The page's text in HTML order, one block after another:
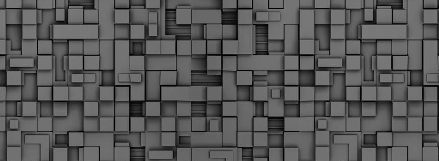
Μεγάλες μέρες ζει ο "οργανισμός" της Δημοτικής Αστυνομίας!
Να θυμίσουμε ότι κανονικές προσλήψεις στην Δημοτική
Αστυνομία έχουν να γίνουν από το 2010. Δεκαέξι ολόκληρα
χρόνια! Και βέβαια, ακόμη και με αυτές τις προσλήψεις, δεν
φτάνουμε ούτε τα 2/3 των Δημοτικών Αστυνομικών που
υπηρετούσαν το 2013 προ της κατάργησης της υπηρεσίας με
απόφαση του σημερινού πρωθυπουργού Κυριάκου Μητσοτάκη. Ας
είναι...
2
Δημοτική Αστυνομία Θεσσαλονίκης: Διμηνιαίος
απολογισμός ελέγχων τήρησης νομοθεσίας
Τον απολογισμό των δράσεων ελέγχου για τα ζώα συντροφιάς
κατά το δίμηνο Ιανουαρίου – Φεβρουαρίου 2026 παρουσιάζει η
Δημοτική Αστυνομία Θεσσαλονίκης, με στόχο την προστασία των
ζώων και την ομαλή συμβίωση στην πόλη.